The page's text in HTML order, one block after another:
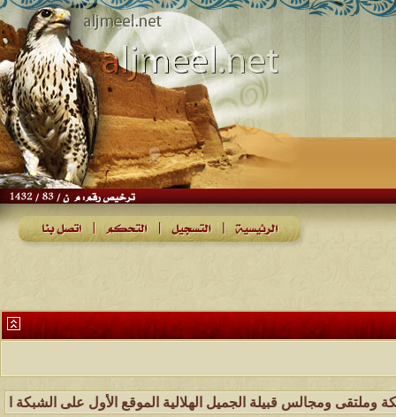
قبيلة الجميل الهلالية الموقع الأول على الشبكة العنكبوتية